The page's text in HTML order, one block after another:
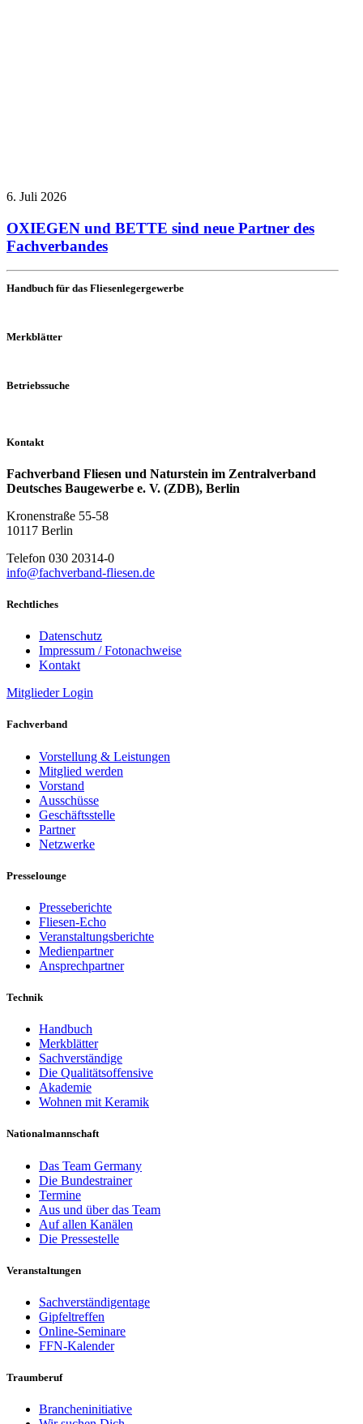
6. Juli 2026
OXIEGEN und BETTE sind neue Partner des
Fachverbandes
Handbuch für das Fliesenlegergewerbe
Merkblätter
Betriebssuche
Kontakt
Fachverband Fliesen und Naturstein im Zentralverband
Deutsches Baugewerbe e. V. (ZDB), Berlin
Kronenstraße 55-58
10117 Berlin
Telefon 030 20314-0
info@fachverband-fliesen.de
Rechtliches
Datenschutz
Impressum / Fotonachweise
Kontakt
Mitglieder Login
Fachverband
Vorstellung & Leistungen
Mitglied werden
Vorstand
Ausschüsse
Geschäftsstelle
Partner
Netzwerke
Presselounge
Presseberichte
Fliesen-Echo
Veranstaltungsberichte
Medienpartner
Ansprechpartner
Technik
Handbuch
Merkblätter
Sachverständige
Die Qualitätsoffensive
Akademie
Wohnen mit Keramik
Nationalmannschaft
Das Team Germany
Die Bundestrainer
Termine
Aus und über das Team
Auf allen Kanälen
Die Pressestelle
Veranstaltungen
Sachverständigentage
Gipfeltreffen
Online-Seminare
FFN-Kalender
Traumberuf
Brancheninitiative